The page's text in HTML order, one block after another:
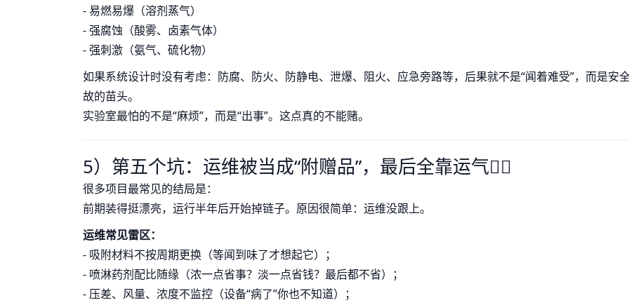
- 易燃易爆（溶剂蒸气）
- 强腐蚀（酸雾、卤素气体）
- 强刺激（氨气、硫化物）
如果系统设计时没有考虑：防腐、防火、防静电、泄爆、阻火、应急旁路等，后果就不是“闻着难受”，而是安
故的苗头。
实验室最怕的不是“麻烦”，而是“出事”。这点真的不能赌。
5）第五个坑：运维被当成“附赠品”，最后全靠运气🤷‍♂️
很多项目最常见的结局是：
前期装得挺漂亮，运行半年后开始掉链子。原因很简单：运维没跟上。
运维常见雷区：
- 吸附材料不按周期更换（等闻到味了才想起它）；
- 喷淋药剂配比随缘（浓一点省事？淡一点省钱？最后都不省）；
- 压差、风量、浓度不监控（设备“病了”你也不知道）；